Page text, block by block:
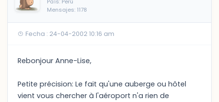
Mensajes: 1178
Fecha : 24-04-2002 10:16 am
Rebonjour Anne-Lise,
Petite précision: Le fait qu'une auberge ou hôtel
vient vous chercher à l'aéroport n'a rien de